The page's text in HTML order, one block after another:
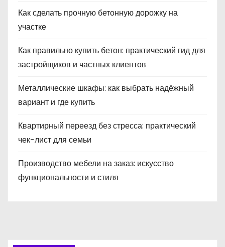
Как сделать прочную бетонную дорожку на
участке
Как правильно купить бетон: практический гид для
застройщиков и частных клиентов
Металлические шкафы: как выбрать надёжный
вариант и где купить
Квартирный переезд без стресса: практический
чек-лист для семьи
Производство мебели на заказ: искусство
функциональности и стиля